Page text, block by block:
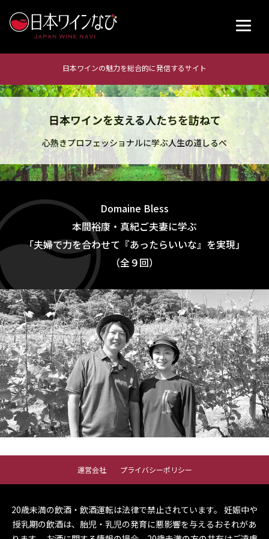
日本ワインの魅力を総合的に発信するサイト
日本ワインを支える人たちを訪ねて
心熱きプロフェッショナルに学ぶ人生の道しるべ
Domaine Bless
本間裕康・真紀ご夫妻に学ぶ
「夫婦で力を合わせて『あったらいいな』を実現」
（全９回）
運営会社 プライバシーポリシー
20歳未満の飲酒・飲酒運転は法律で禁止されています。 妊娠中や
授乳期の飲酒は、胎児・乳児の発育に悪影響を与えるおそれがあ